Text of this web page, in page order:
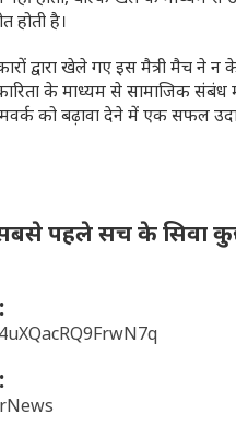
होती है।
द्वारा खेले गए इस मैत्री मैच ने न
के माध्यम से सामाजिक
को बढ़ावा देने में एक सफल
पहले सच के सिवा